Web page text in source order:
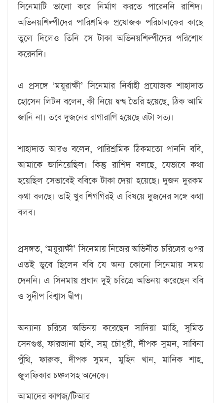
সিনেমাটি ভালো করে নির্মাণ করতে পারেননি রাশিদ।
অভিনয়শিল্পীদের পারিশ্রমিক প্রযোজক পরিচালকের কাছে
তুলে দিলেও তিনি সে টাকা অভিনয়শিল্পীদের পরিশোধ
করেননি।
এ প্রসঙ্গে ‘ময়ূরাক্ষী’ সিনেমার নির্বাহী প্রযোজক শাহাদাত
হোসেন লিটন বলেন, কী নিয়ে দ্বন্দ্ব তৈরি হয়েছে, ঠিক আমি
জানি না। তবে দুজনের রাগারাগি হয়েছে এটা সত্য।
শাহাদাত আরও বলেন, পারিশ্রমিক ঠিকমতো পাননি ববি,
আমাকে জানিয়েছিল। কিন্তু রাশিদ বলছে, যেভাবে কথা
হয়েছিল সেভাবেই ববিকে টাকা দেয়া হয়েছে। দুজন দুরকম
কথা বলছে। তাই খুব শিগগিরই এ বিষয়ে দুজনের সঙ্গে কথা
বলব।
প্রসঙ্গত, ‘ময়ূরাক্ষী’ সিনেমায় নিজের অভিনীত চরিত্রের ওপর
এতই ডুবে ছিলেন ববি যে অন্য কোনো সিনেমায় সময়
দেননি। এ সিনমায় প্রধান দুই চরিত্রে অভিনয় করেছেন ববি
ও সুদীপ বিশ্বাস দ্বীপ।
অন্যান্য চরিত্রে অভিনয় করেছেন সাদিয়া মাহি, সুমিত
সেনগুপ্ত, ফারজানা ছবি, সমু চৌধুরী, দীপক সুমন, সাবিনা
পুঁথি, ফারুক, দীপক সুমন, মুহিন খান, মানিক শাহ,
জুলফিকার চঞ্চলসহ অনেকে।
আমাদের কাগজ/টিআর